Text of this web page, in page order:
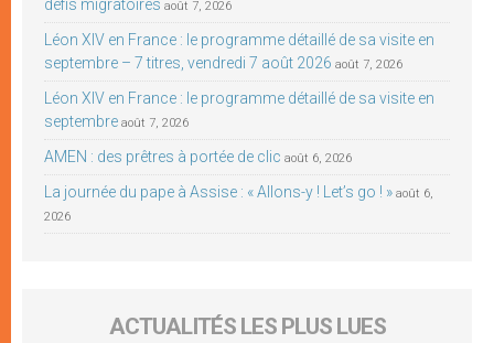
défis migratoires août 7, 2026
Léon XIV en France : le programme détaillé de sa visite en
septembre – 7 titres, vendredi 7 août 2026 août 7, 2026
Léon XIV en France : le programme détaillé de sa visite en
septembre août 7, 2026
AMEN : des prêtres à portée de clic août 6, 2026
La journée du pape à Assise : « Allons-y ! Let’s go ! » août 6,
2026
ACTUALITÉS LES PLUS LUES